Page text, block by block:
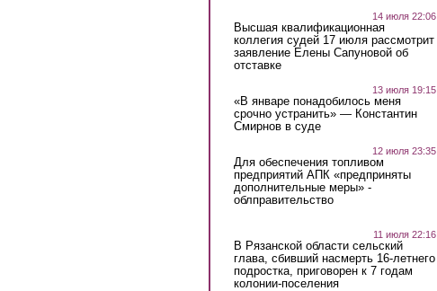
14 июля 22:06
Высшая квалификационная
коллегия судей 17 июля рассмотрит
заявление Елены Сапуновой об
отставке
13 июля 19:15
«В январе понадобилось меня
срочно устранить» — Константин
Смирнов в суде
12 июля 23:35
Для обеспечения топливом
предприятий АПК «предприняты
дополнительные меры» -
облправительство
11 июля 22:16
В Рязанской области сельский
глава, сбивший насмерть 16-летнего
подростка, приговорен к 7 годам
колонии-поселения